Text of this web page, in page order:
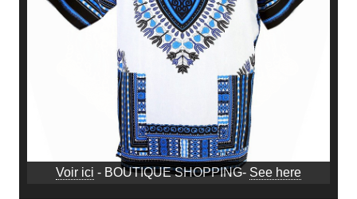
Voir ici - BOUTIQUE SHOPPING- See here